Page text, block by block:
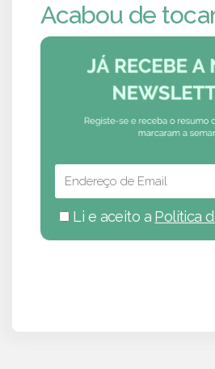
Acabou de
Li e aceito a Política